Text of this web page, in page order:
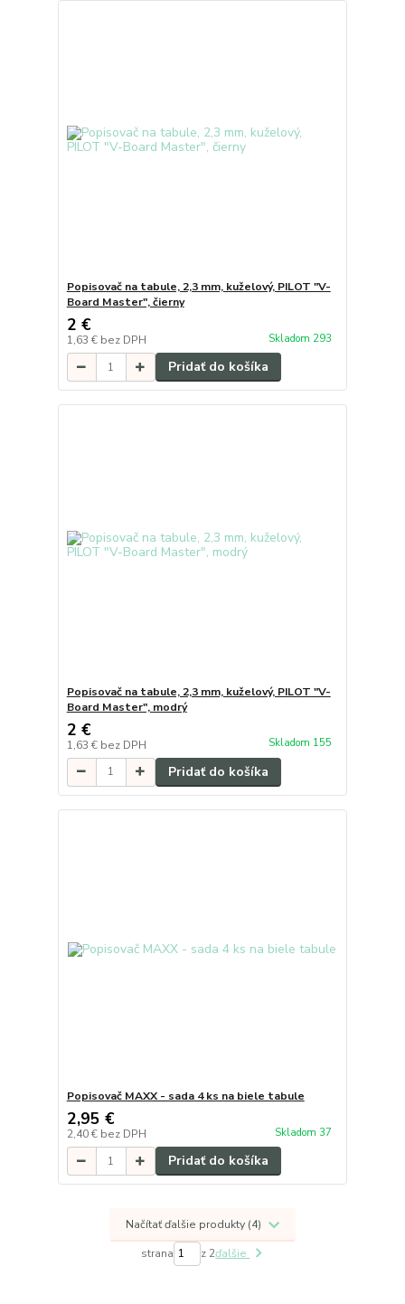
Popisovač na tabule, 2,3 mm, kuželový, PILOT "V-
Board Master", čierny
2 €
1,63 € bez DPH Skladom 293
Pridať do košíka
Popisovač na tabule, 2,3 mm, kuželový, PILOT "V-
Board Master", modrý
2 €
1,63 € bez DPH Skladom 155
Pridať do košíka
Popisovač MAXX - sada 4 ks na biele tabule
2,95 €
2,40 € bez DPH Skladom 37
Pridať do košíka
Načítať ďalšie produkty (4)
strana z 2ďalšie